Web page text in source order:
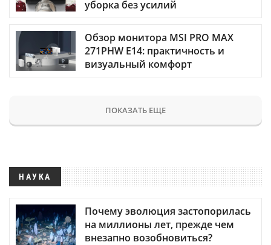
уборка без усилий
Обзор монитора MSI PRO MAX
271PHW E14: практичность и
визуальный комфорт
ПОКАЗАТЬ ЕЩЕ
НАУКА
Почему эволюция застопорилась
на миллионы лет, прежде чем
внезапно возобновиться?